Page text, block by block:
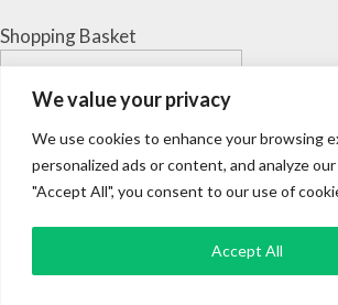
We value your privacy
We use cookies to enhance your browsing
personalized ads or content, and analyze
"Accept All", you consent to our use of
Accept All
Shopping Basket